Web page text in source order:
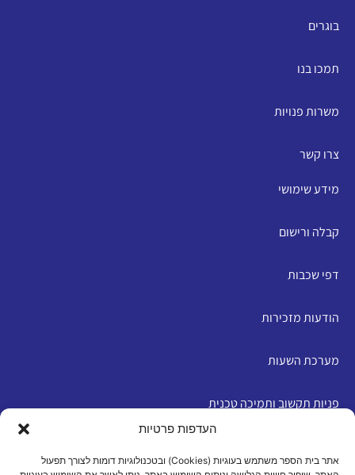
העדפות פרטיות
אתר בית הספר משתמש בעוגיות (Cookies) ובטכנולוגיות דומות לצורך תפעול
בוגרים
תמכו בנו
משרות פנויות
צרו קשר
מידע שימושי
קבלה ורישום
דפי שכבות
הודעות מזכירות
מערכת השעות
פניות תקשוב ותמיכה טכנית